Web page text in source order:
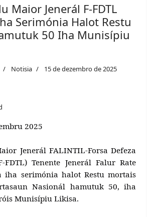
Maior Jenerál F-FDTL
Serimónia Halot Restu
50 Iha Munisípiu
Notisia
15 de dezembro de 2025
2025
Jenerál FALINTIL-Forsa Defeza
FDTL) Tenente Jenerál Falur Rate
iha serimónia halot Restu mortais
Nasionál hamutuk 50, iha
Munisípiu Likisa.